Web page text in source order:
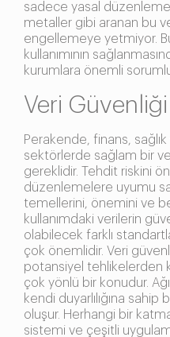
sadece yasal
metaller gibi aranan bu
engellemeye yetmiyor.
kullanımının
kurumlara önemli
Veri Güvenliği
Perakende, finans,
sektörlerde sağlam bir
gereklidir. Tehdit riskini
düzenlemelere uyumu
temellerini, önemini ve
kullanımdaki verilerin
olabilecek farklı
çok önemlidir. Veri
potansiyel tehlikelerden
çok yönlü bir konudur.
kendi duyarlılığına sahip
oluşur. Herhangi bir
sistemi ve çeşitli